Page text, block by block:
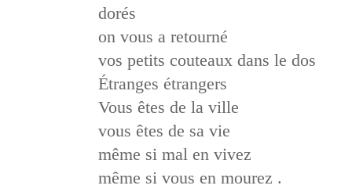
dorés
on vous a retourné
vos petits couteaux dans le dos
Étranges étrangers
Vous êtes de la ville
vous êtes de sa vie
même si mal en vivez
même si vous en mourez .